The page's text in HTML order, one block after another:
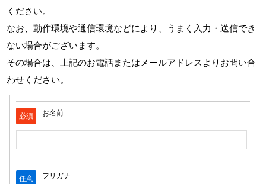
ください。
なお、動作環境や通信環境などにより、うまく入力・送信でき
ない場合がございます。
その場合は、上記のお電話またはメールアドレスよりお問い合
わせください。
必須 お名前
任意 フリガナ